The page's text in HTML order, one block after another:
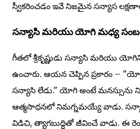
స్వీకరించడం ఇవే నిజమైన సన్యాస
సన్యాసి మరియు యోగి మధ్య
గీతలో శ్రీకృష్ణుడు సన్యాసి మరియు
ఉంచారు. ఆయన చెప్పిన ప్రకారం –
సన్యాసి లేడు." యోగి అంటే మనస్సును
ఆత్మసాధనలో నిమగ్నమయ్యే వాడు.
విడిచి, త్యాగబుద్ధితో జీవించే వాడు. ఈ